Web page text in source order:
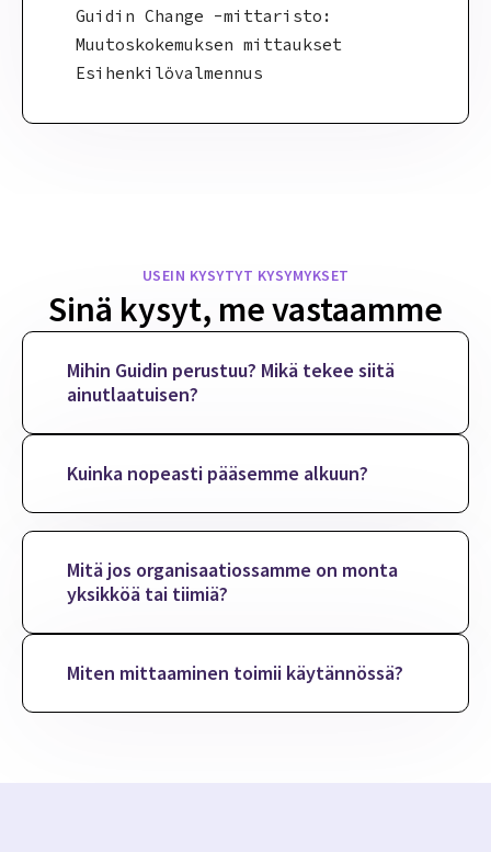
Guidin Change -mittaristo:
Muutoskokemuksen mittaukset
Esihenkilövalmennus
USEIN KYSYTYT KYSYMYKSET
Sinä kysyt, me vastaamme
Mihin Guidin perustuu? Mikä tekee siitä
ainutlaatuisen?
Kuinka nopeasti pääsemme alkuun?
Mitä jos organisaatiossamme on monta
yksikköä tai tiimiä?
Miten mittaaminen toimii käytännössä?